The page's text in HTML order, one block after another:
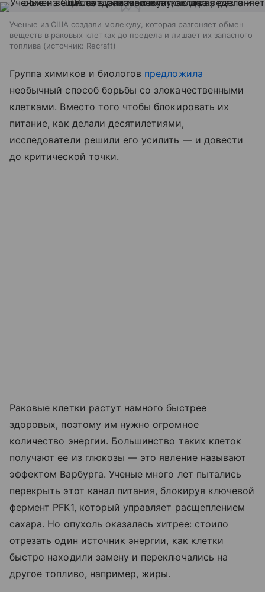
Ученые из США создали молекулу, которая разгоняет обмен
веществ в раковых клетках до предела и лишает их запасного
топлива
источник: Recraft
Группа химиков и биологов предложила
необычный способ борьбы со злокачественными
клетками. Вместо того чтобы блокировать их
питание, как делали десятилетиями,
исследователи решили его усилить — и довести
до критической точки.
Раковые клетки растут намного быстрее
здоровых, поэтому им нужно огромное
количество энергии. Большинство таких клеток
получают ее из глюкозы — это явление называют
эффектом Варбурга. Ученые много лет пытались
перекрыть этот канал питания, блокируя ключевой
фермент PFK1, который управляет расщеплением
сахара. Но опухоль оказалась хитрее: стоило
отрезать один источник энергии, как клетки
быстро находили замену и переключались на
другое топливо, например, жиры.